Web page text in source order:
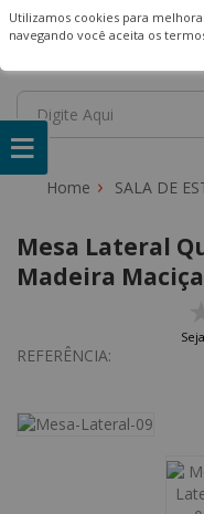
Utilizamos cookies para
navegando você aceita os
(22) 99909-3407
SALA DE
Mesa Lateral
Madeira
REFERÊNCIA: